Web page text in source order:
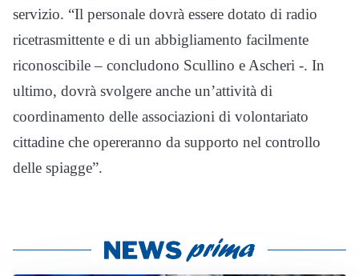
servizio. “Il personale dovrà essere dotato di radio
ricetrasmittente e di un abbigliamento facilmente
riconoscibile – concludono Scullino e Ascheri -. In
ultimo, dovrà svolgere anche un’attività di
coordinamento delle associazioni di volontariato
cittadine che opereranno da supporto nel controllo
delle spiagge”.